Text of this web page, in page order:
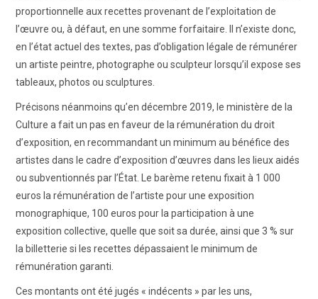
proportionnelle aux recettes provenant de l’exploitation de
l’œuvre ou, à défaut, en une somme forfaitaire. Il n’existe donc,
en l’état actuel des textes, pas d’obligation légale de rémunérer
un artiste peintre, photographe ou sculpteur lorsqu’il expose ses
tableaux, photos ou sculptures.
Précisons néanmoins qu’en décembre 2019, le ministère de la
Culture a fait un pas en faveur de la rémunération du droit
d’exposition, en recommandant un minimum au bénéfice des
artistes dans le cadre d’exposition d’œuvres dans les lieux aidés
ou subventionnés par l’État. Le barème retenu fixait à 1 000
euros la rémunération de l’artiste pour une exposition
monographique, 100 euros pour la participation à une
exposition collective, quelle que soit sa durée, ainsi que 3 % sur
la billetterie si les recettes dépassaient le minimum de
rémunération garanti.
Ces montants ont été jugés « indécents » par les uns,